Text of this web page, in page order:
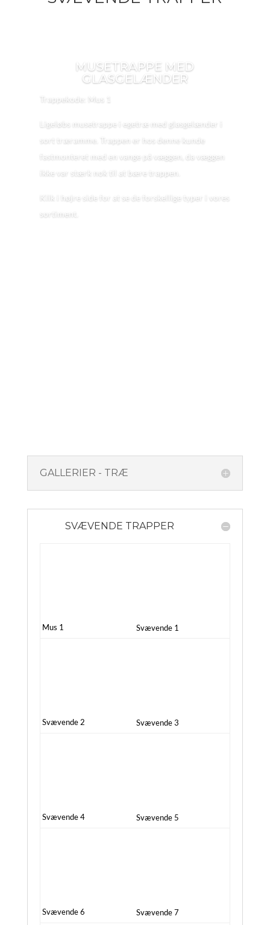
MUSETRAPPE MED
GLASGELÆNDER
Trappekode: Mus 1
Ligeløbs musetrappe i egetræ med glasgelænder i
sort træramme. Trappen er hos denne kunde
fastmonteret med en vange på væggen, da væggen
ikke var stærk nok til at bære trappen.
Klik i højre side for at se de forskellige typer i vores
sortiment.
GALLERIER - TRÆ
SVÆVENDE TRAPPER
Mus 1 Svævende 1
Svævende 2 Svævende 3
Svævende 4 Svævende 5
Svævende 6 Svævende 7